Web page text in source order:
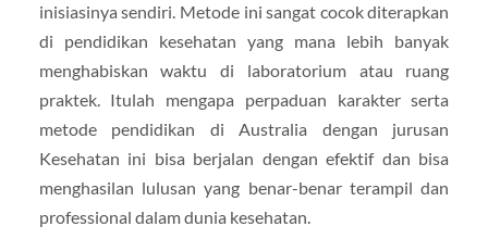
inisiasinya sendiri. Metode ini sangat cocok diterapkan
di pendidikan kesehatan yang mana lebih banyak
menghabiskan waktu di laboratorium atau ruang
praktek. Itulah mengapa perpaduan karakter serta
metode pendidikan di Australia dengan jurusan
Kesehatan ini bisa berjalan dengan efektif dan bisa
menghasilan lulusan yang benar-benar terampil dan
professional dalam dunia kesehatan.